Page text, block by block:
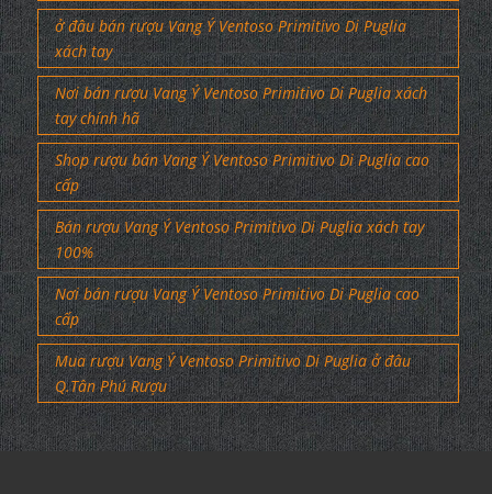
ở đâu bán rượu Vang Ý Ventoso Primitivo Di Puglia
xách tay
Nơi bán rượu Vang Ý Ventoso Primitivo Di Puglia xách
tay chính hã
Shop rượu bán Vang Ý Ventoso Primitivo Di Puglia cao
cấp
Bán rượu Vang Ý Ventoso Primitivo Di Puglia xách tay
100%
Nơi bán rượu Vang Ý Ventoso Primitivo Di Puglia cao
cấp
Mua rượu Vang Ý Ventoso Primitivo Di Puglia ở đâu
Q.Tân Phú Rượu